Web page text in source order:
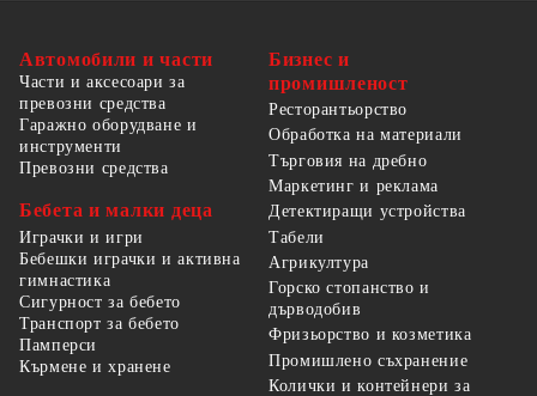
Автомобили и части
Части и аксесоари за
превозни средства
Гаражно оборудване и
инструменти
Превозни средства
Бебета и малки деца
Играчки и игри
Бебешки играчки и активна
гимнастика
Сигурност за бебето
Транспорт за бебето
Памперси
Кърмене и хранене
Бизнес и
промишленост
Ресторантьорство
Обработка на материали
Търговия на дребно
Маркетинг и реклама
Детектиращи устройства
Табели
Агрикултура
Горско стопанство и
дърводобив
Фризьорство и козметика
Промишлено съхранение
Колички и контейнери за